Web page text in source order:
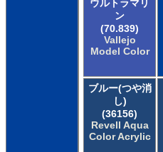
ウルトラマリ
ン
(70.839)
Vallejo
Model Color
ブルー(つや消
し)
(36156)
Revell Aqua
Color Acrylic